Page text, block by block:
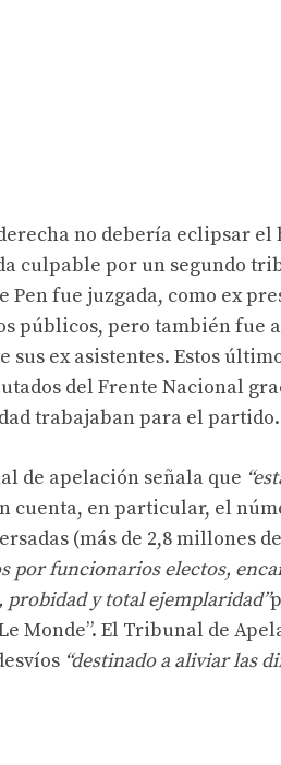
no debería eclipsar el
culpable por un segundo
fue juzgada, como ex
públicos, pero también fue
ex asistentes. Estos
del Frente Nacional
trabajaban para el partido.
de apelación señala que
cuenta, en particular, el
(más de 2,8 millones
por funcionarios electos,
probidad y total ejemplaridad”
Monde”. El Tribunal de
“destinado a aliviar las